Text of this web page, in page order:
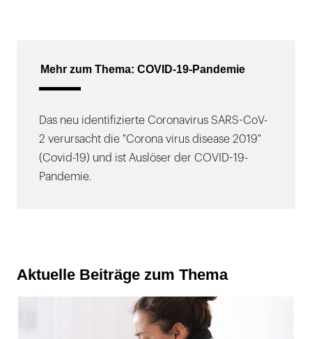
Mehr zum Thema: COVID-19-Pandemie
Das neu identifizierte Coronavirus SARS-CoV-
2 verursacht die "Corona virus disease 2019"
(Covid-19) und ist Auslöser der COVID-19-
Pandemie.
Aktuelle Beiträge zum Thema